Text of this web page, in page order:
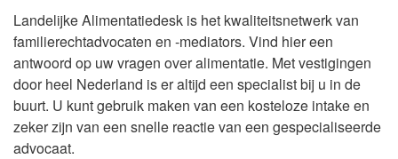
Landelijke Alimentatiedesk is het kwaliteitsnetwerk van
familierechtadvocaten en -mediators. Vind hier een
antwoord op uw vragen over alimentatie. Met vestigingen
door heel Nederland is er altijd een specialist bij u in de
buurt. U kunt gebruik maken van een kosteloze intake en
zeker zijn van een snelle reactie van een gespecialiseerde
advocaat.